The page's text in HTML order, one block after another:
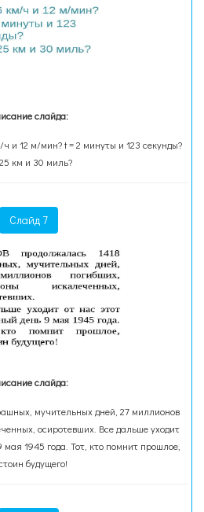
слайда:
и 12 м/мин? t = 2 минуты и 123 секунды?
км и 30 миль?
Слайд 7
слайда:
мучительных дней, 27 миллионов
осиротевших. Все дальше уходит
1945 года. Тот, кто помнит прошлое,
будущего!